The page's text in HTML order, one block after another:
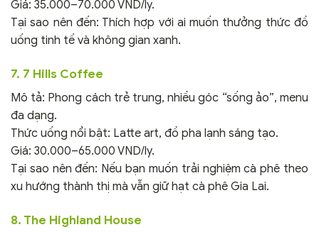
Giá: 35.000–70.000 VND/ly.
Tại sao nên đến: Thích hợp với ai muốn thưởng thức đồ
uống tinh tế và không gian xanh.
7. 7 Hills Coffee
Mô tả: Phong cách trẻ trung, nhiều góc “sống ảo”, menu
đa dạng.
Thức uống nổi bật: Latte art, đồ pha lạnh sáng tạo.
Giá: 30.000–65.000 VND/ly.
Tại sao nên đến: Nếu bạn muốn trải nghiệm cà phê theo
xu hướng thành thị mà vẫn giữ hạt cà phê Gia Lai.
8. The Highland House